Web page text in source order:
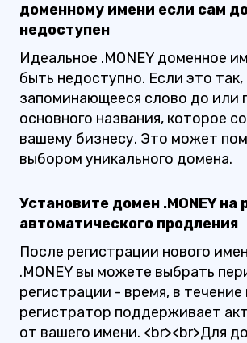
доменному имени если сам
недоступен
Идеальное .MONEY доменное
быть недоступно. Если это
запоминающееся слово до или
основного названия, которое
вашему бизнесу. Это может
выбором уникального домена.
Установите домен .MONEY
автоматического продления
После регистрации нового
.MONEY вы можете выбрать
регистрации - время, в течение
регистратор поддерживает
от вашего имени. <br><br>Для